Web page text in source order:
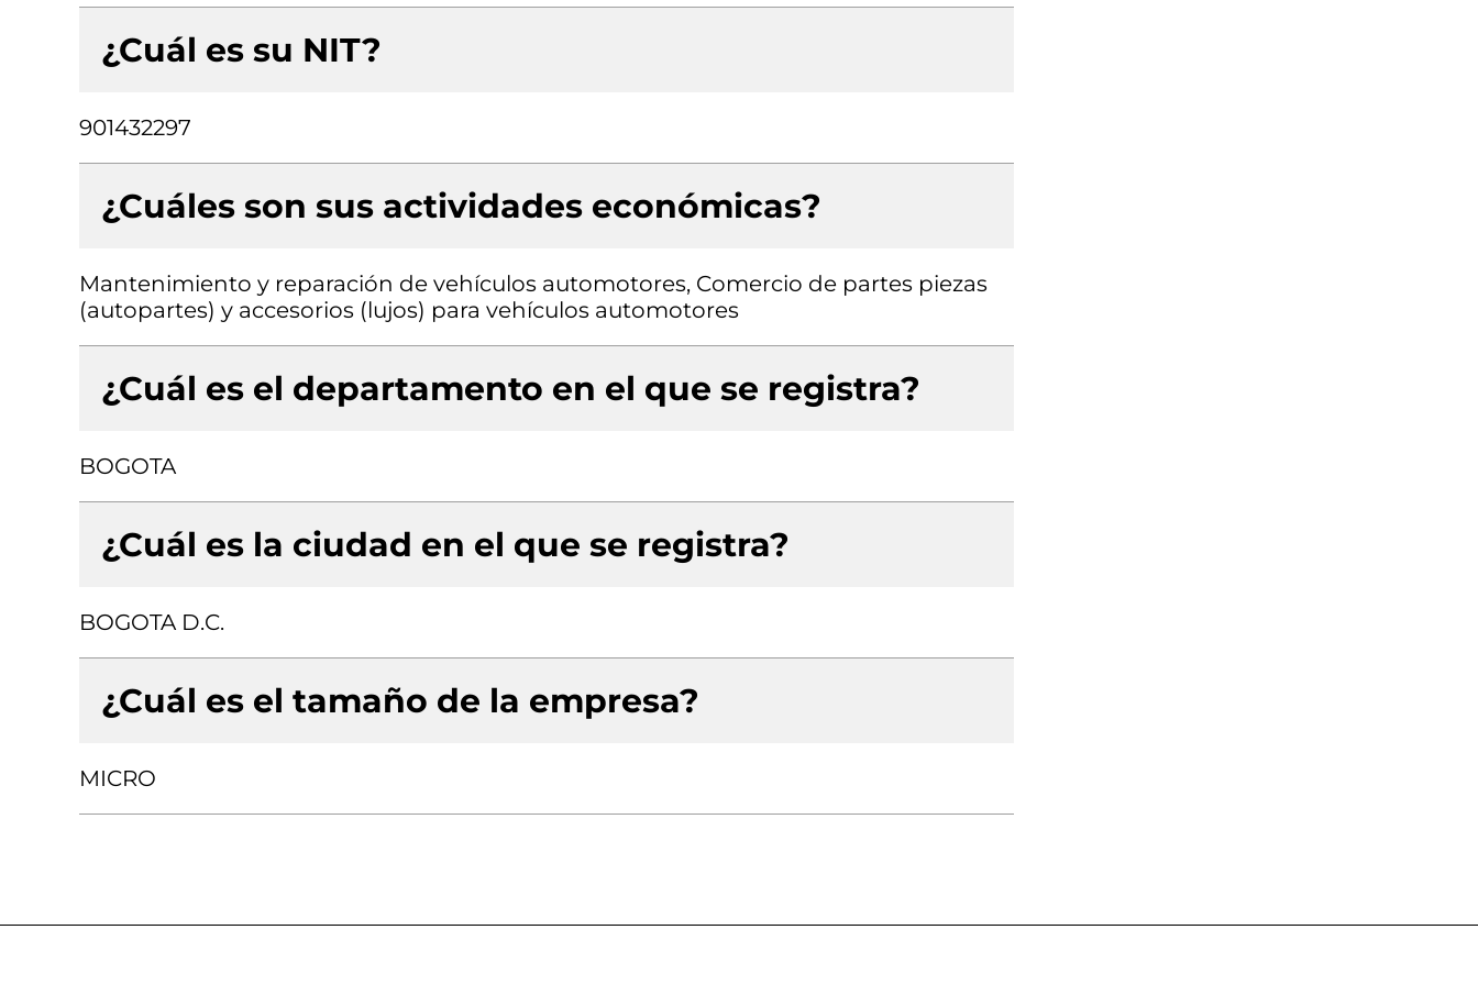
¿Cuál es su NIT?
901432297
¿Cuáles son sus actividades económicas?
Mantenimiento y reparación de vehículos automotores, Comercio de partes piezas
(autopartes) y accesorios (lujos) para vehículos automotores
¿Cuál es el departamento en el que se registra?
BOGOTA
¿Cuál es la ciudad en el que se registra?
BOGOTA D.C.
¿Cuál es el tamaño de la empresa?
MICRO